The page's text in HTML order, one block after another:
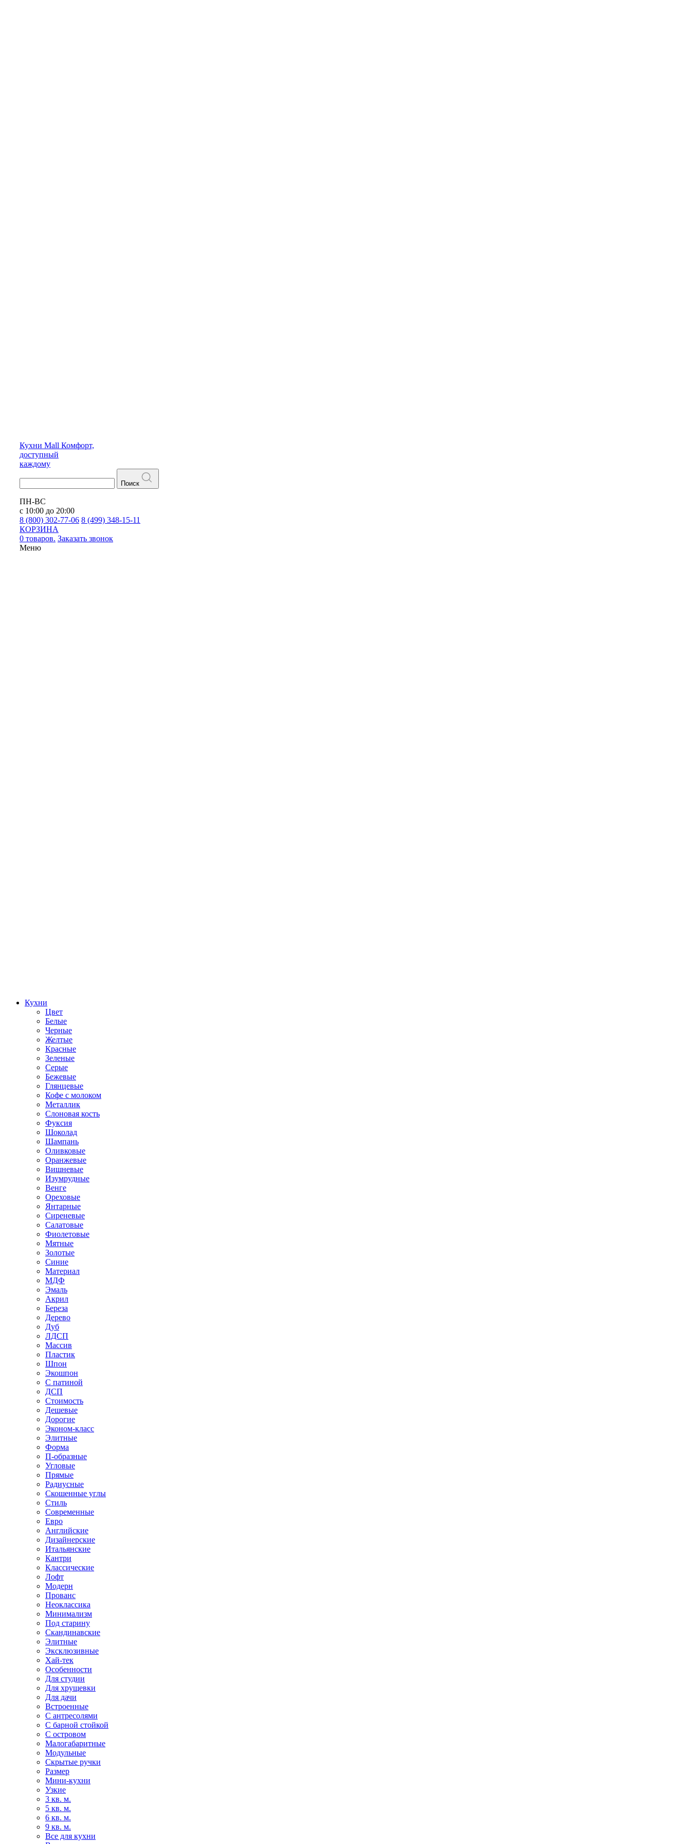
Кухни Mall Комфорт,
доступный
каждому
Поиск
ПН-ВС
с 10:00 до 20:00
8 (800) 302-77-06 8 (499) 348-15-11
КОРЗИНА
0 товаров. Заказать звонок
Меню
Кухни
Цвет
Белые
Черные
Желтые
Красные
Зеленые
Серые
Бежевые
Глянцевые
Кофе с молоком
Металлик
Слоновая кость
Фуксия
Шоколад
Шампань
Оливковые
Оранжевые
Вишневые
Изумрудные
Венге
Ореховые
Янтарные
Сиреневые
Салатовые
Фиолетовые
Мятные
Золотые
Синие
Материал
МДФ
Эмаль
Акрил
Береза
Дерево
Дуб
ЛДСП
Массив
Пластик
Шпон
Экошпон
С патиной
ДСП
Стоимость
Дешевые
Дорогие
Эконом-класс
Элитные
Форма
П-образные
Угловые
Прямые
Радиусные
Скошенные углы
Стиль
Современные
Евро
Английские
Дизайнерские
Итальянские
Кантри
Классические
Лофт
Модерн
Прованс
Неоклассика
Минимализм
Под старину
Скандинавские
Элитные
Эксклюзивные
Хай-тек
Особенности
Для студии
Для хрущевки
Для дачи
Встроенные
С антресолями
С барной стойкой
С островом
Малогабаритные
Модульные
Скрытые ручки
Размер
Мини-кухни
Узкие
3 кв. м.
5 кв. м.
6 кв. м.
9 кв. м.
Все для кухни